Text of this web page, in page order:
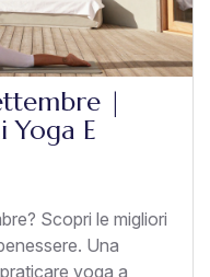
|
E
Scopri le migliori
Una
yoga a